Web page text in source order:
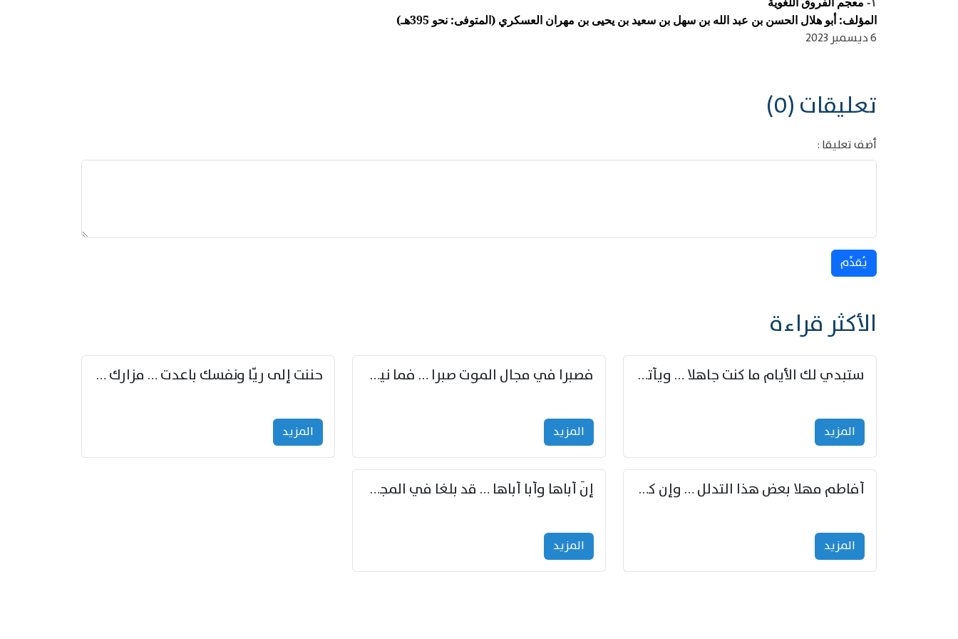
١-
المؤلف: أبو هلال الحسن بن عبد الله بن سهل بن سعيد بن يحيى بن مهران العسكري (المتوفى: نحو 395هـ)
6 ديسمبر 2023
تعليقات (0)
أضف تعليقا :
يُقدِّم
الأكثر قراءة
ستبدي لك الأيام ما كنت جاهلا … ويأتيك بالأخبار من لم تزوّد
المزید
فصبرا في مجال الموت صبرا … فما نيل الخلود بمستطاع
المزید
حننت إلى ريّا ونفسك باعدت … مزارك من ريّا وشعباكما معا
المزید
أفاطم مهلا بعض هذا التدلل … وإن كنت قد أزمعت صرمي فأجملي
المزید
إنّ أباها وأبا أباها … قد بلغا في المجد غايتاها
المزید